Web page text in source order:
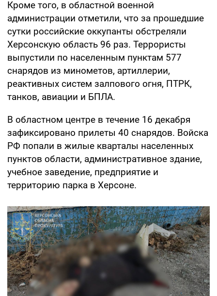
Кроме того, в областной военной
администрации отметили, что за прошедшие
сутки российские оккупанты обстреляли
Херсонскую область 96 раз. Террористы
выпустили по населенным пунктам 577
снарядов из минометов, артиллерии,
реактивных систем залпового огня, ПТРК,
танков, авиации и БПЛА.
В областном центре в течение 16 декабря
зафиксировано прилеты 40 снарядов. Войска
РФ попали в жилые кварталы населенных
пунктов области, административное здание,
учебное заведение, предприятие и
территорию парка в Херсоне.